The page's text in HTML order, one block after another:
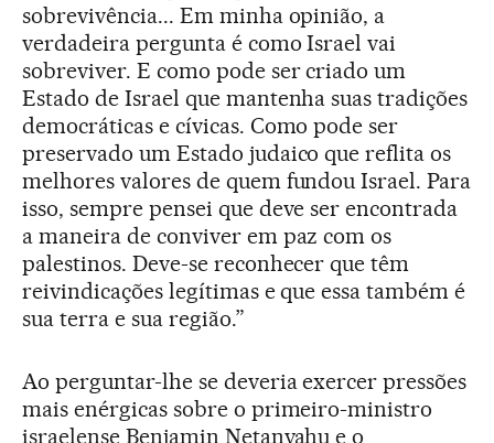
sobrevivência... Em minha opinião, a
verdadeira pergunta é como Israel vai
sobreviver. E como pode ser criado um
Estado de Israel que mantenha suas tradições
democráticas e cívicas. Como pode ser
preservado um Estado judaico que reflita os
melhores valores de quem fundou Israel. Para
isso, sempre pensei que deve ser encontrada
a maneira de conviver em paz com os
palestinos. Deve-se reconhecer que têm
reivindicações legítimas e que essa também é
sua terra e sua região.”
Ao perguntar-lhe se deveria exercer pressões
mais enérgicas sobre o primeiro-ministro
israelense Benjamin Netanyahu e o